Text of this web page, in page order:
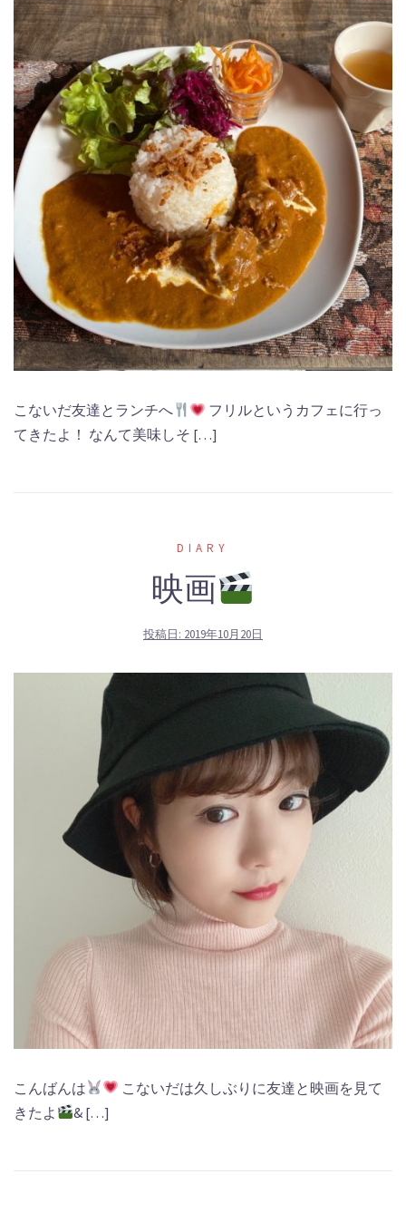
こないだ友達とランチへ
フリルというカフェに行っ
てきたよ！ なんて美味しそ […]
DIARY
映画
投稿日: 2019年10月20日
こんばんは
こないだは久しぶりに友達と映画を見て
きたよ
& […]